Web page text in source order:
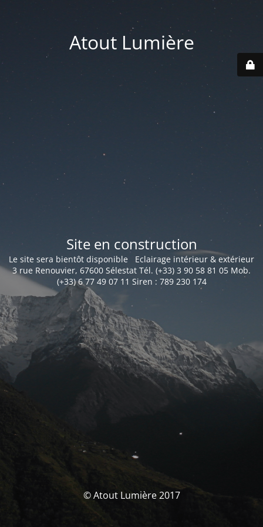
Atout Lumière
Site en construction
Le site sera bientôt disponible Eclairage intérieur & extérieur
3 rue Renouvier, 67600 Sélestat Tél. (+33) 3 90 58 81 05 Mob.
(+33) 6 77 49 07 11 Siren : 789 230 174
© Atout Lumière 2017